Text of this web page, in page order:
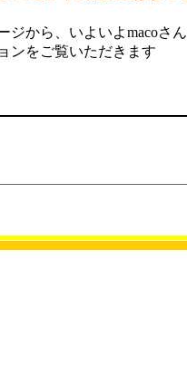
ジから、いよいよmacoさ
ンをご覧いただきます